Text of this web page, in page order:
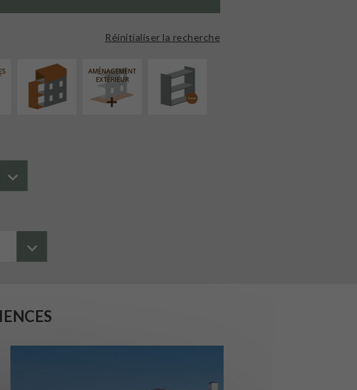
Réinitialiser la recherche
AMÉNAGEMENT
EXTÉRIEUR